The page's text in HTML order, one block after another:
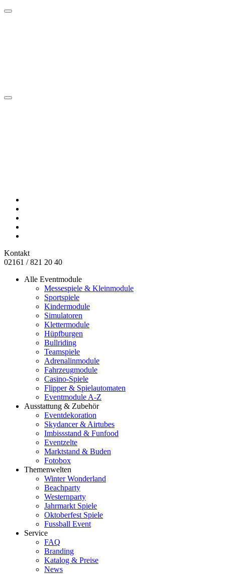
Kontakt
02161 / 821 20 40
Alle Eventmodule
Messespiele & Kleinmodule
Sportspiele
Kindermodule
Simulatoren
Klettermodule
Hüpfburgen
Bullriding
Teamspiele
Adrenalinmodule
Fahrzeugmodule
Casino-Spiele
Flipper & Spielautomaten
Eventmodule A-Z
Ausstattung & Zubehör
Eventdekoration
Skydancer & Airtubes
Imbissstand & Funfood
Eventzelte
Marktstand & Buden
Fotobox
Themenwelten
Winter Wonderland
Beachparty
Westernparty
Jahrmarkt Spiele
Oktoberfest Spiele
Fussball Event
Service
FAQ
Branding
Katalog & Preise
News